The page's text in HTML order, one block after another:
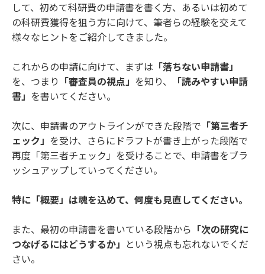
して、初めて科研費の申請書を書く方、あるいは初めて
の科研費獲得を狙う方に向けて、筆者らの経験を交えて
様々なヒントをご紹介してきました。
これからの申請に向けて、まずは 「落ちない申請書」
を、つまり
「審査員の視点」 を知り、
「読みやすい申請
書」 を書いてください。
次に、申請書のアウトラインができた段階で 「第三者チ
ェック」 を受け、さらにドラフトが書き上がった段階で
再度「第三者チェック」を受けることで、申請書をブラ
ッシュアップしていってください。
特に「概要」は魂を込めて、何度も見直してください。
また、最初の申請書を書いている段階から 「次の研究に
つなげるにはどうするか」
という視点も忘れないでくだ
さい。